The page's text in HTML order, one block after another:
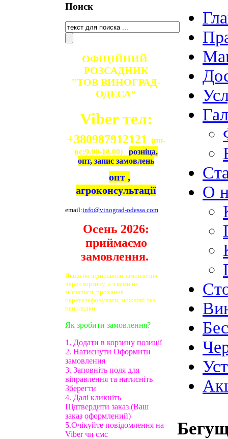
Поиск
ОФІЦІЙНИЙ
РОЗСАДНИК
"ТОВ ВИНОГРАД-
ОДЕСА"
Viber тел:
+380987912121 (пн-
вс:9.00-18.00) розніца,
опт, запис замовлень
опт ,
агроконсультації
email:info@vinograd-odessa.com
Осень 2026:
приймаємо
замовлення.
Якщо ви відправили замовлення
через корзину, а з вами не
зв'язалися, прохання
перетелефонувати, можливі тех.
неполадки.
Як зробити замовлення?
1. Додати в корзину позиції
2. Натиснути Оформити
замовлення
3. Заповніть поля для
віправлення та натисніть
Зберегти
4. Далі кликніть
Підтвердити заказ (Ваш
заказ оформлений)
5.Очікуйте повідомлення на
Viber чи смс
О